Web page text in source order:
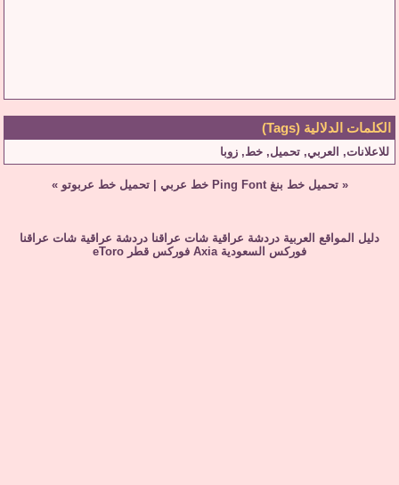
الكلمات الدلالية (Tags)
للاعلانات, العربي, تحميل, خط, زوبا
« تحميل خط بنغ Ping Font خط عربي |تحميل خط عربوتو »
دليل المواقع العربية دردشة عراقية شات عراقنا دردشة عراقية شات عراقنا
فوركس السعودية Axia فوركس قطر eToro